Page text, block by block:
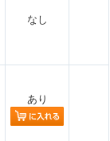
なし
あり